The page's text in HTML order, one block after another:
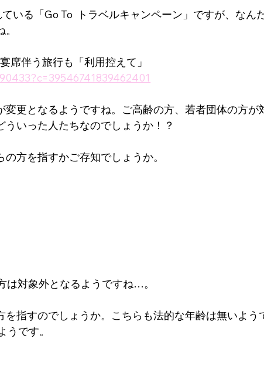
いる「Go To  トラベルキャンペーン」ですが、なん
席伴う旅行も「利用控えて」
変更となるようですね。ご高齢の方、若者団体の方が
いった人たちなのでしょうか！？
方を指すかご存知でしょうか。
は対象外となるようですね…。
指すのでしょうか。こちらも法的な年齢は無いよう
です。